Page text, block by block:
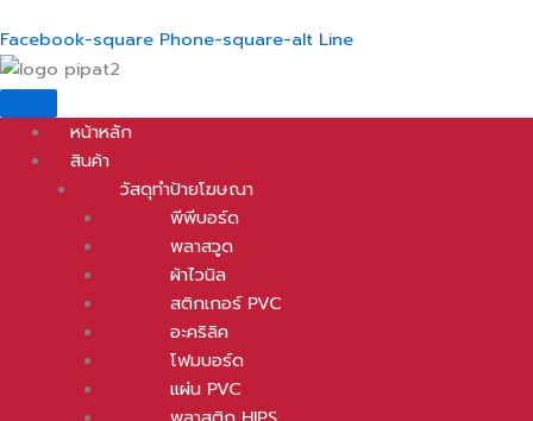
Facebook-square Phone-square-alt Line
หน้าหลัก
สินค้า
วัสดุทำป้ายโฆษณา
พีพีบอร์ด
พลาสวูด
ผ้าไวนิล
สติกเกอร์ PVC
อะคริลิค
โฟมบอร์ด
แผ่น PVC